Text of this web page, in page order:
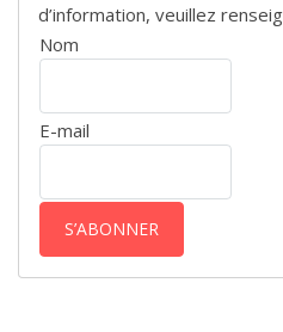
d’information, veuillez
Nom
E-mail